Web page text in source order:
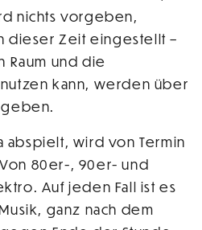
nichts vorgeben,
dieser Zeit eingestellt –
Raum und die
kann, werden über
abspielt, wird von Termin
80er-, 90er- und
Auf jeden Fall ist es
ganz nach dem